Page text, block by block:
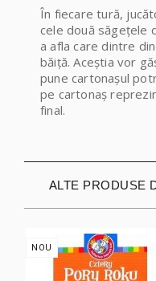
În fiecare tură,
cele două săgețele
a afla care dintre
băiță. Aceștia vor
pune cartonașul
pe cartonaș
final.
ALTE PRODUSE
NOU